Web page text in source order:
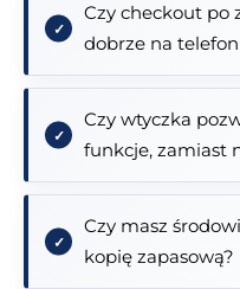
Czy checkout po
dobrze na
Czy wtyczka
funkcje, zamiast
Czy masz
kopię zapasową?